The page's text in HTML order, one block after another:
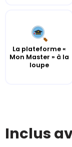
La plateforme «
Mon Master » à la
loupe
Inclus